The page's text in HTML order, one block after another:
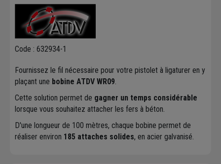
Code : 632934-1
Fournissez le fil nécessaire pour votre pistolet à ligaturer en y
plaçant une bobine ATDV WR09.
Cette solution permet de gagner un temps considérable
lorsque vous souhaitez attacher les fers à béton.
D'une longueur de 100 mètres, chaque bobine permet de
réaliser environ 185 attaches solides, en acier galvanisé.